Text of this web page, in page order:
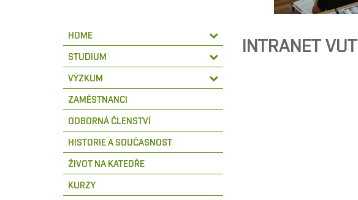
HOME
STUDIUM
VÝZKUM
ZAMĚSTNANCI
ODBORNÁ ČLENSTVÍ
HISTORIE A SOUČASNOST
ŽIVOT NA KATEDŘE
KURZY
INTRANET VUT